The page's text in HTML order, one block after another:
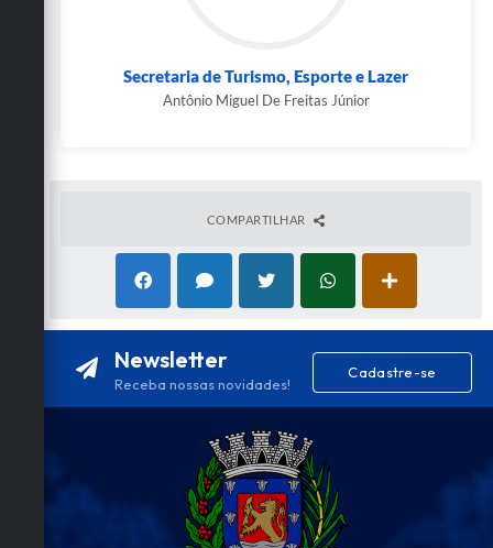
Secretaria de Turismo, Esporte e Lazer
Antônio Miguel De Freitas Júnior
COMPARTILHAR
Newsletter
Receba nossas novidades!
Cadastre-se